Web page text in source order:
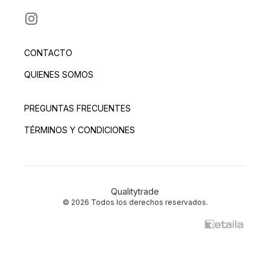
INSTAGRAM
CONTACTO
QUIENES SOMOS
PREGUNTAS FRECUENTES
TÉRMINOS Y CONDICIONES
Qualitytrade
© 2026 Todos los derechos reservados.